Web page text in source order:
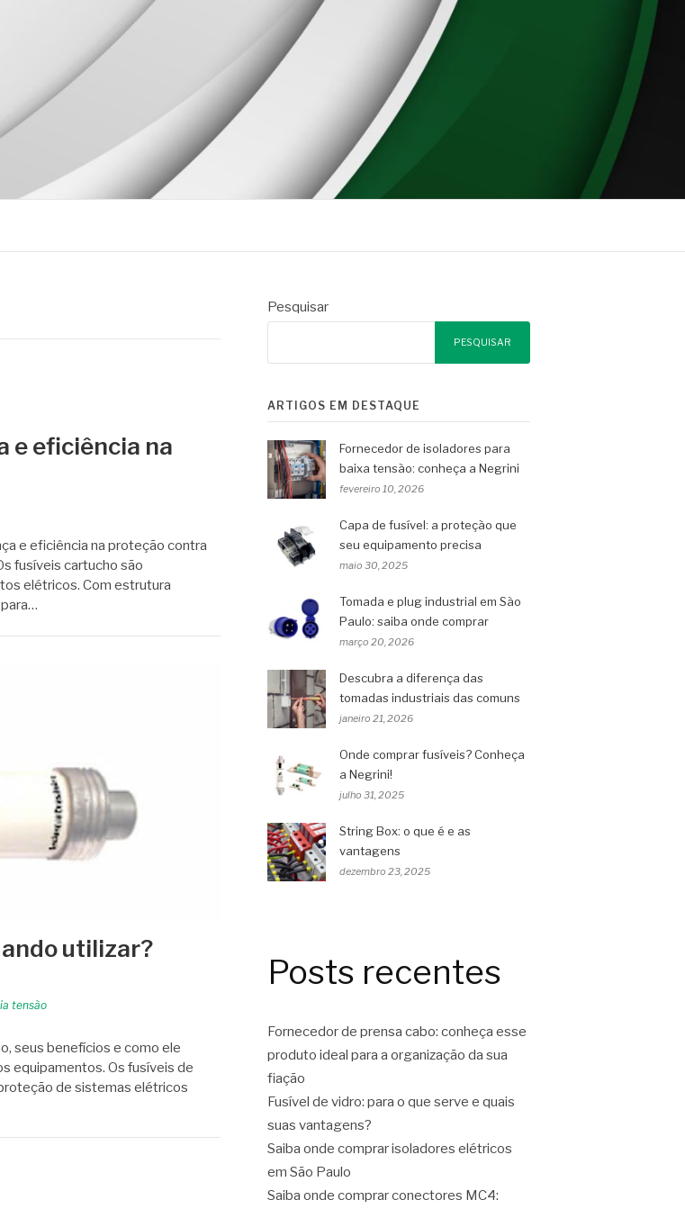
e eficiência na
e eficiência na proteção contra
fusíveis cartucho são
elétricos. Com estrutura
utilizar?
tensão
seus benefícios e como ele
equipamentos. Os fusíveis de
de sistemas elétricos
Pesquisar
PESQUISAR
ARTIGOS EM DESTAQUE
Fornecedor de isoladores para
baixa tensão: conheça a Negrini
fevereiro 10, 2026
Capa de fusível: a proteção que
seu equipamento precisa
maio 30, 2025
Tomada e plug industrial em São
Paulo: saiba onde comprar
março 20, 2026
Descubra a diferença das
tomadas industriais das comuns
janeiro 21, 2026
Onde comprar fusíveis? Conheça
a Negrini!
julho 31, 2025
String Box: o que é e as
vantagens
dezembro 23, 2025
Posts recentes
Fornecedor de prensa cabo: conheça esse
produto ideal para a organização da sua
fiação
Fusível de vidro: para o que serve e quais
suas vantagens?
Saiba onde comprar isoladores elétricos
em São Paulo
Saiba onde comprar conectores MC4: